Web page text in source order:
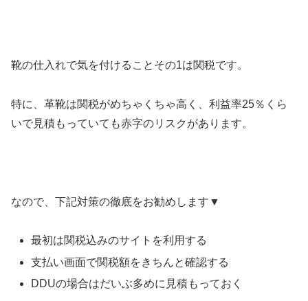
靴の仕入れで気を付けることその1は関税です。
特に、革靴は関税がめちゃくちゃ高く、利益率25％くら
いで見積もっていても赤字のリスクがあります。
なので、下記対策の徹底をお勧めします▼
最初は関税込みのサイトを利用する
支払い画面で関税額をきちんと確認する
DDUの場合はだいぶ多めに見積もっておく